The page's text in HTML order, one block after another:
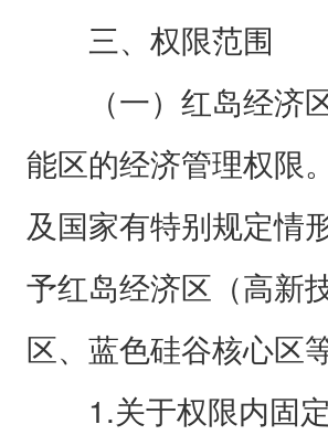
三、权限范围
（一）红岛经济区
能区的经济管理权限
及国家有特别规定情
予红岛经济区（高新
区、蓝色硅谷核心区
1.关于权限内固定